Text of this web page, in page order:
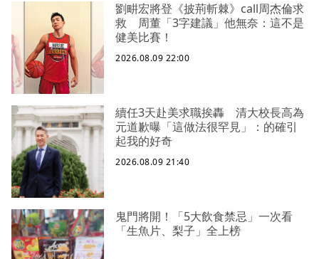
劉畊宏將登《披荊斬棘》call周杰倫求
救 周董「3字建議」他無奈：這不是
健美比賽！
2026.08.09 22:00
續任3天赴美求職挨轟 清大校長高為
元道歉曝「這做法很罕見」：的確引
起我的好奇
2026.08.09 21:40
鬼門將開！「5大飲食禁忌」一次看
「生魚片、梨子」全上榜